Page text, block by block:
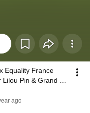
Equality France
Lilou Pin & Grand
ago